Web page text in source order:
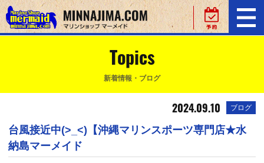
Topics
新着情報・ブログ
2024.09.10 ブログ
台風接近中(>_<)【沖縄マリンスポーツ専門店★水
納島マーメイド